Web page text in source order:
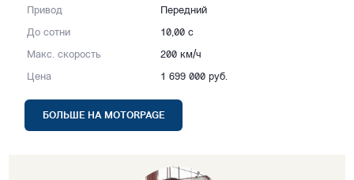
Привод Передний
До сотни 10,00 с
Макс. скорость 200 км/ч
Цена 1 699 000 руб.
БОЛЬШЕ НА MOTORPAGE